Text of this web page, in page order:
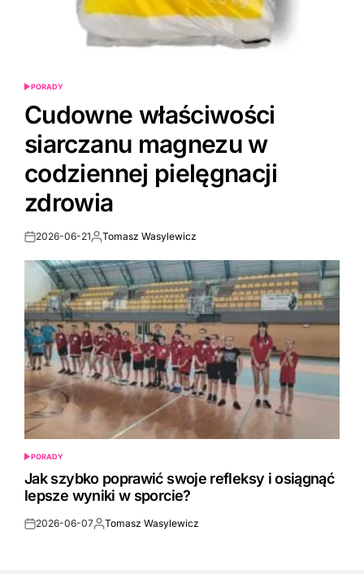
POSTED
PORADY
Cudowne właściwości
siarczanu magnezu w
codziennej pielęgnacji
zdrowia
Post2026-06-21By:Tomasz Wasylewicz
POSTED
IN
PORADY
Jak szybko poprawić swoje refleksy i osiągnąć
lepsze wyniki w sporcie?
Post2026-06-07By:Tomasz Wasylewicz